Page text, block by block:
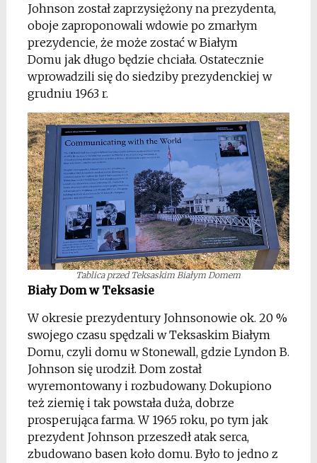
Johnson został zaprzysiężony na prezydenta,
oboje zaproponowali wdowie po zmarłym
prezydencie, że może zostać w Białym
Domu jak długo będzie chciała. Ostatecznie
wprowadzili się do siedziby prezydenckiej w
grudniu 1963 r.
Tablica przed Teksaskim Białym Domem
Biały Dom w Teksasie
W okresie prezydentury Johnsonowie ok. 20 %
swojego czasu spędzali w Teksaskim Białym
Domu, czyli domu w Stonewall, gdzie Lyndon B.
Johnson się urodził. Dom został
wyremontowany i rozbudowany. Dokupiono
też ziemię i tak powstała duża, dobrze
prosperująca farma. W 1965 roku, po tym jak
prezydent Johnson przeszedł atak serca,
zbudowano basen koło domu. Było to jedno z